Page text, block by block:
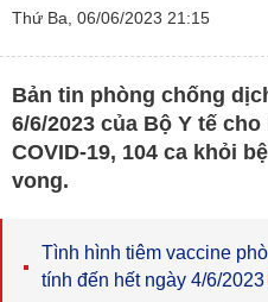
Thứ Ba, 06/06/2023 21:15
Bản tin phòng chống
6/6/2023 của Bộ Y tế
COVID-19, 104 ca khỏi
vong.
Tình hình tiêm vaccine
tính đến hết ngày 4/6/2023